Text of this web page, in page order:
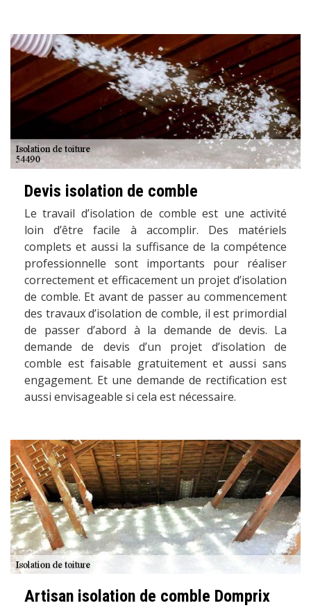
Devis isolation de comble
Le travail d’isolation de comble est une activité
loin d’être facile à accomplir. Des matériels
complets et aussi la suffisance de la compétence
professionnelle sont importants pour réaliser
correctement et efficacement un projet d’isolation
de comble. Et avant de passer au commencement
des travaux d’isolation de comble, il est primordial
de passer d’abord à la demande de devis. La
demande de devis d’un projet d’isolation de
comble est faisable gratuitement et aussi sans
engagement. Et une demande de rectification est
aussi envisageable si cela est nécessaire.
Artisan isolation de comble Domprix